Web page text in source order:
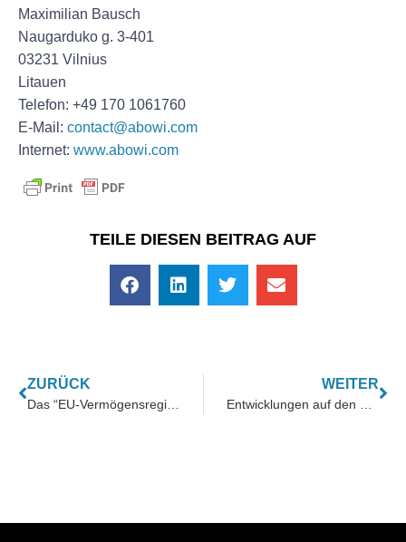
Maximilian Bausch
Naugarduko g. 3-401
03231 Vilnius
Litauen
Telefon: +49 170 1061760
E-Mail: contact@abowi.com
Internet: www.abowi.com
TEILE DIESEN BEITRAG AUF
ZURÜCK
Das “EU-Vermögensregister“: Ein Instrument zur Kriminalitätsbekämpfung oder der Beginn eines gläsernen Bürgers?
WEITER
Entwicklungen auf den weltweiten Investmentmärkten: Ein tiefer Blick in Edelmetall-Investitionen